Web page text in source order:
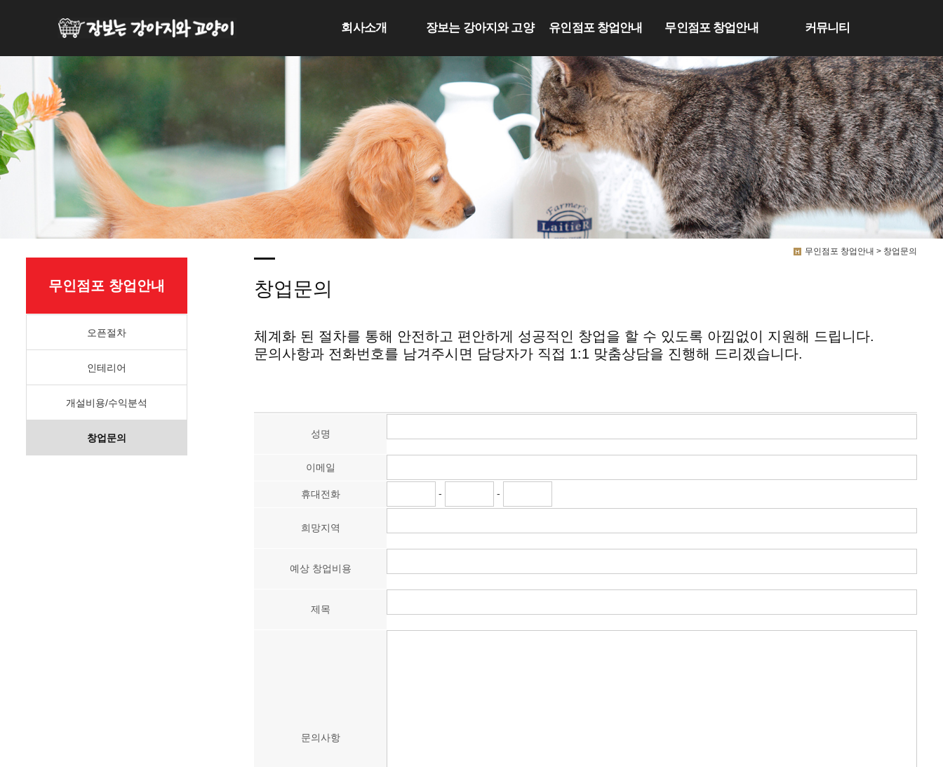
회사소개 장보는 강아지와 고양
이
유인점포 창업안내 무인점포 창업안내 커뮤니티
무인점포 창업안내 > 창업문의
무인점포 창업안내
오픈절차
인테리어
개설비용/수익분석
창업문의
창업문의
체계화 된 절차를 통해 안전하고 편안하게 성공적인 창업을 할 수 있도록 아낌없이 지원해 드립니다.
문의사항과 전화번호를 남겨주시면 담당자가 직접 1:1 맞춤상담을 진행해 드리겠습니다.
성명
이메일
휴대전화 - -
희망지역
예상 창업비용
제목
문의사항